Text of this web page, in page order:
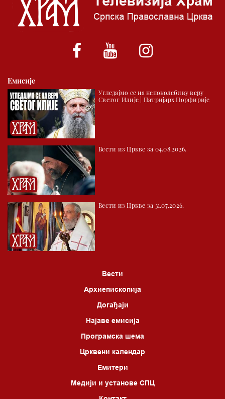
*најважније вести емитујемо на сваки пун сат
Емисије
Угледајмо се на непоколебиву веру
Светог Илије | Патријарх Порфирије
Вести из Цркве за 04.08.2026.
Вести из Цркве за 31.07.2026.
Вести
Архиепископија
Догађаји
Најаве емисија
Програмска шема
Црквени календар
Емитери
Медији и установе СПЦ